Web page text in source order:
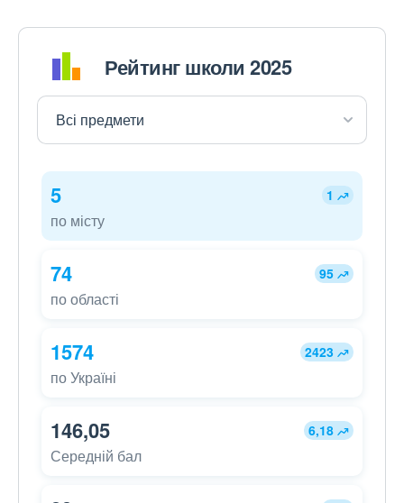
Рейтинг школи 2025
5 1
по місту
74 95
по області
1574 2423
по Україні
146,05 6,18
Середній бал